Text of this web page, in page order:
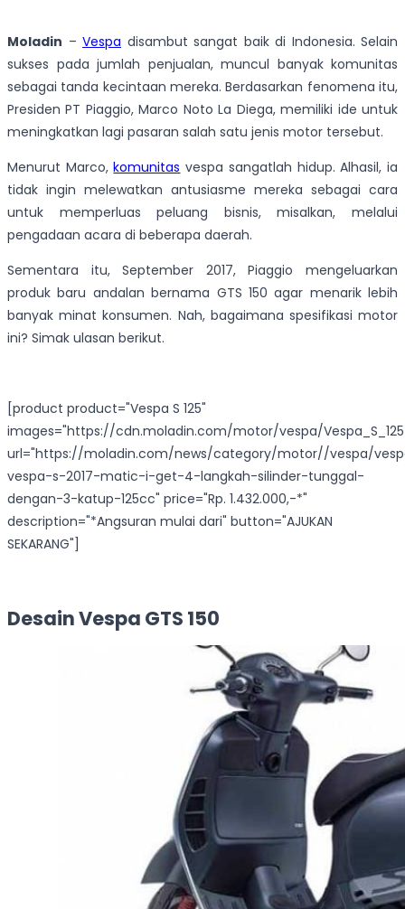
Moladin – Vespa disambut sangat baik di Indonesia. Selain
sukses pada jumlah penjualan, muncul banyak komunitas
sebagai tanda kecintaan mereka. Berdasarkan fenomena itu,
Presiden PT Piaggio, Marco Noto La Diega, memiliki ide untuk
meningkatkan lagi pasaran salah satu jenis motor tersebut.
Menurut Marco,komunitas vespa sangatlah hidup. Alhasil, ia
tidak ingin melewatkan antusiasme mereka sebagai cara
untuk memperluas peluang bisnis, misalkan, melalui
pengadaan acara di beberapa daerah.
Sementara itu, September 2017, Piaggio mengeluarkan
produk baru andalan bernama GTS 150 agar menarik lebih
banyak minat konsumen. Nah, bagaimana spesifikasi motor
ini? Simak ulasan berikut.
[product product="Vespa S 125"
images="https://cdn.moladin.com/motor/vespa/
url="https://moladin.com/news/category/motor//vespa/
vespa-s-2017-matic-i-get-4-langkah-silinder-tunggal-
dengan-3-katup-125cc" price="Rp. 1.432.000,-*"
description="*Angsuran mulai dari" button="AJUKAN
SEKARANG"]
Desain Vespa GTS 150